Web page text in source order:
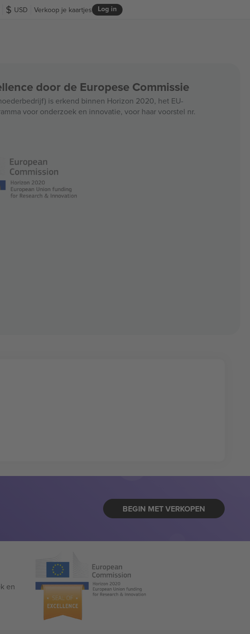
USD Log in
Verkoop je kaartjes
door de Europese Commissie
is erkend binnen Horizon 2020, het EU-
voor onderzoek en innovatie, voor haar voorstel nr.
BEGIN MET VERKOPEN
en